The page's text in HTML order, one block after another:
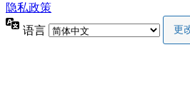
隐私政策
语言